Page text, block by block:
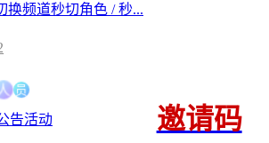
换频道秒切角色 / 秒...
员
告活动
邀请码